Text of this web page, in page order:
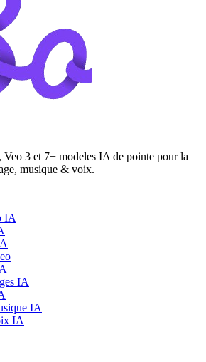
3 et 7+ modeles IA de pointe pour la
musique & voix.
IA
IA
IA
IA